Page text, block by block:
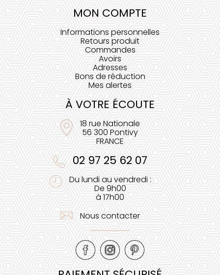
MON COMPTE
Informations personnelles
Retours produit
Commandes
Avoirs
Adresses
Bons de réduction
Mes alertes
À VOTRE ÉCOUTE
18 rue Nationale
56 300 Pontivy
FRANCE
02 97 25 62 07
Du lundi au vendredi :
De 9h00
à 17h00
Nous contacter